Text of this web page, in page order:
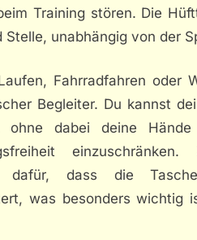
Training stören. Die
Stelle, unabhängig von der
Fahrradfahren oder
Begleiter. Du kannst
ohne dabei deine
dafür, dass die
was besonders wichtig